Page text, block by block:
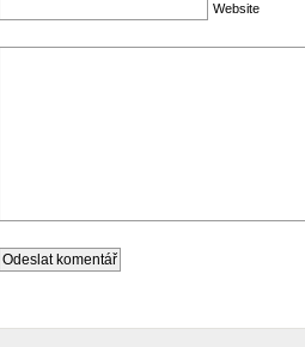
Website